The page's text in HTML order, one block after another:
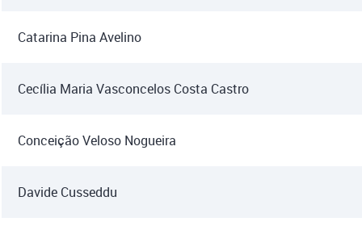
Catarina Pina Avelino
Cecília Maria Vasconcelos Costa Castro
Conceição Veloso Nogueira
Davide Cusseddu